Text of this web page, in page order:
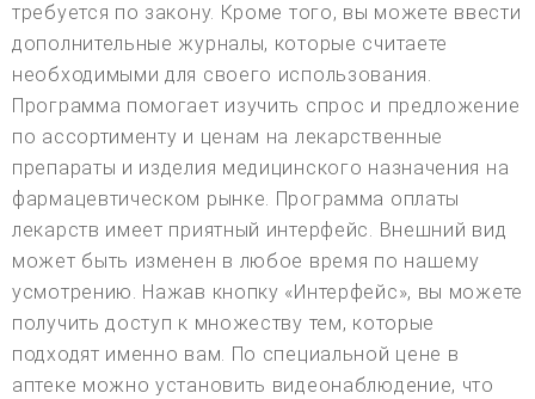
требуется по закону. Кроме того, вы можете ввести
дополнительные журналы, которые считаете
необходимыми для своего использования.
Программа помогает изучить спрос и предложение
по ассортименту и ценам на лекарственные
препараты и изделия медицинского назначения на
фармацевтическом рынке. Программа оплаты
лекарств имеет приятный интерфейс. Внешний вид
может быть изменен в любое время по нашему
усмотрению. Нажав кнопку «Интерфейс», вы можете
получить доступ к множеству тем, которые
подходят именно вам. По специальной цене в
аптеке можно установить видеонаблюдение, что